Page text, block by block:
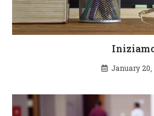
January 20,